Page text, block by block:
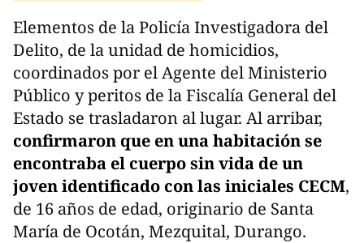
Elementos de la Policía Investigadora del
Delito, de la unidad de homicidios,
coordinados por el Agente del Ministerio
Público y peritos de la Fiscalía General del
Estado se trasladaron al lugar. Al arribar,
confirmaron que en una habitación se
encontraba el cuerpo sin vida de un
joven identificado con las iniciales CECM,
de 16 años de edad, originario de Santa
María de Ocotán, Mezquital, Durango.